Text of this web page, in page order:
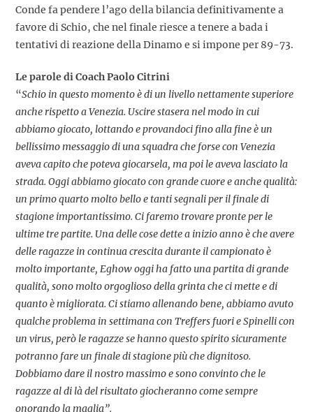
Conde fa pendere l’ago della bilancia definitivamente a
favore di Schio, che nel finale riesce a tenere a bada i
tentativi di reazione della Dinamo e si impone per 89-73.
Le parole di Coach Paolo Citrini
“Schio in questo momento è di un livello nettamente superiore
anche rispetto a Venezia. Uscire stasera nel modo in cui
abbiamo giocato, lottando e provandoci fino alla fine è un
bellissimo messaggio di una squadra che forse con Venezia
aveva capito che poteva giocarsela, ma poi le aveva lasciato la
strada. Oggi abbiamo giocato con grande cuore e anche qualità:
un primo quarto molto bello e tanti segnali per il finale di
stagione importantissimo. Ci faremo trovare pronte per le
ultime tre partite. Una delle cose dette a inizio anno è che avere
delle ragazze in continua crescita durante il campionato è
molto importante, Eghow oggi ha fatto una partita di grande
qualità, sono molto orgoglioso della grinta che ci mette e di
quanto è migliorata. Ci stiamo allenando bene, abbiamo avuto
qualche problema in settimana con Treffers fuori e Spinelli con
un virus, però le ragazze se hanno questo spirito sicuramente
potranno fare un finale di stagione più che dignitoso.
Dobbiamo dare il nostro massimo e sono convinto che le
ragazze al di là del risultato giocheranno come sempre
onorando la maglia”.